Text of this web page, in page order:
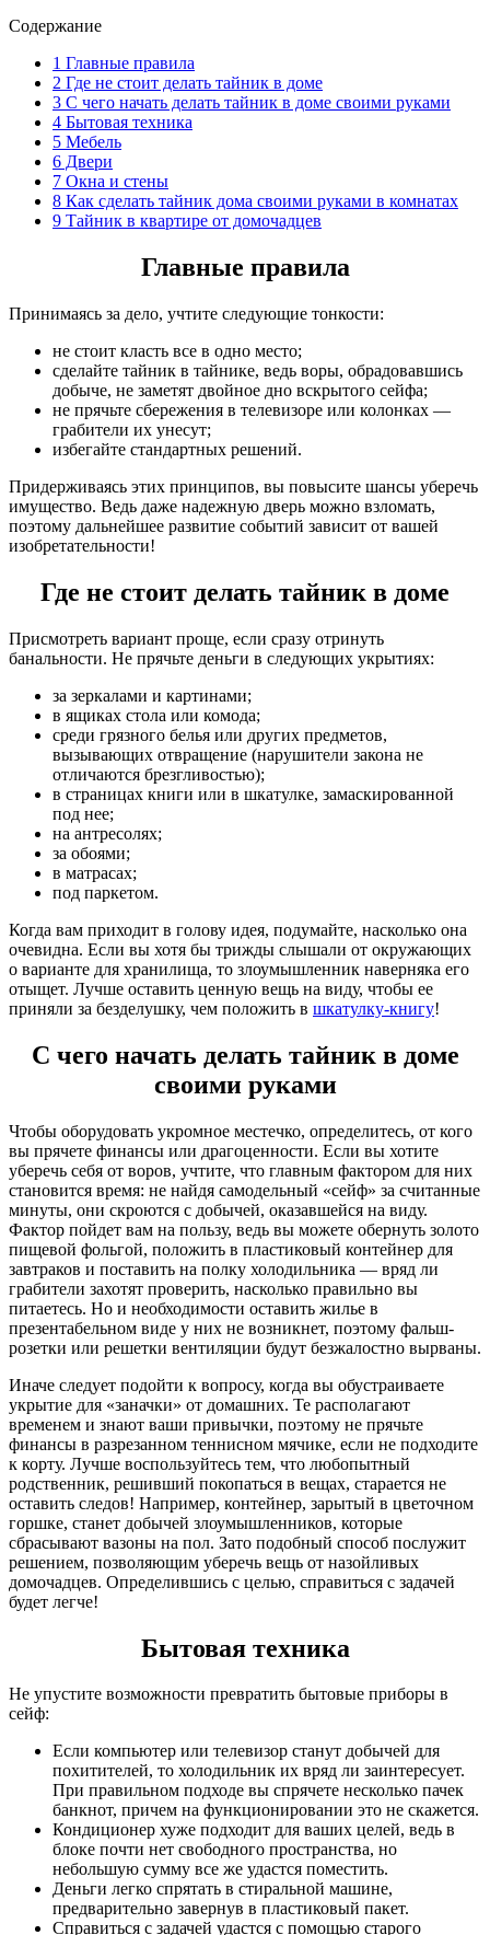
Содержание
1 Главные правила
2 Где не стоит делать тайник в доме
3 С чего начать делать тайник в доме своими руками
4 Бытовая техника
5 Мебель
6 Двери
7 Окна и стены
8 Как сделать тайник дома своими руками в комнатах
9 Тайник в квартире от домочадцев
Главные правила
Принимаясь за дело, учтите следующие тонкости:
не стоит класть все в одно место;
сделайте тайник в тайнике, ведь воры, обрадовавшись
добыче, не заметят двойное дно вскрытого сейфа;
не прячьте сбережения в телевизоре или колонках —
грабители их унесут;
избегайте стандартных решений.
Придерживаясь этих принципов, вы повысите шансы уберечь
имущество. Ведь даже надежную дверь можно взломать,
поэтому дальнейшее развитие событий зависит от вашей
изобретательности!
Где не стоит делать тайник в доме
Присмотреть вариант проще, если сразу отринуть
банальности. Не прячьте деньги в следующих укрытиях:
за зеркалами и картинами;
в ящиках стола или комода;
среди грязного белья или других предметов,
вызывающих отвращение (нарушители закона не
отличаются брезгливостью);
в страницах книги или в шкатулке, замаскированной
под нее;
на антресолях;
за обоями;
в матрасах;
под паркетом.
Когда вам приходит в голову идея, подумайте, насколько она
очевидна. Если вы хотя бы трижды слышали от окружающих
о варианте для хранилища, то злоумышленник наверняка его
отыщет. Лучше оставить ценную вещь на виду, чтобы ее
приняли за безделушку, чем положить в шкатулку-книгу!
С чего начать делать тайник в доме
своими руками
Чтобы оборудовать укромное местечко, определитесь, от кого
вы прячете финансы или драгоценности. Если вы хотите
уберечь себя от воров, учтите, что главным фактором для них
становится время: не найдя самодельный «сейф» за считанные
минуты, они скроются с добычей, оказавшейся на виду.
Фактор пойдет вам на пользу, ведь вы можете обернуть золото
пищевой фольгой, положить в пластиковый контейнер для
завтраков и поставить на полку холодильника — вряд ли
грабители захотят проверить, насколько правильно вы
питаетесь. Но и необходимости оставить жилье в
презентабельном виде у них не возникнет, поэтому фальш-
розетки или решетки вентиляции будут безжалостно вырваны.
Иначе следует подойти к вопросу, когда вы обустраиваете
укрытие для «заначки» от домашних. Те располагают
временем и знают ваши привычки, поэтому не прячьте
финансы в разрезанном теннисном мячике, если не подходите
к корту. Лучше воспользуйтесь тем, что любопытный
родственник, решивший покопаться в вещах, старается не
оставить следов! Например, контейнер, зарытый в цветочном
горшке, станет добычей злоумышленников, которые
сбрасывают вазоны на пол. Зато подобный способ послужит
решением, позволяющим уберечь вещь от назойливых
домочадцев. Определившись с целью, справиться с задачей
будет легче!
Бытовая техника
Не упустите возможности превратить бытовые приборы в
сейф:
Если компьютер или телевизор станут добычей для
похитителей, то холодильник их вряд ли заинтересует.
При правильном подходе вы спрячете несколько пачек
банкнот, причем на функционировании это не скажется.
Кондиционер хуже подходит для ваших целей, ведь в
блоке почти нет свободного пространства, но
небольшую сумму все же удастся поместить.
Деньги легко спрятать в стиральной машине,
предварительно завернув в пластиковый пакет.
Справиться с задачей удастся с помощью старого